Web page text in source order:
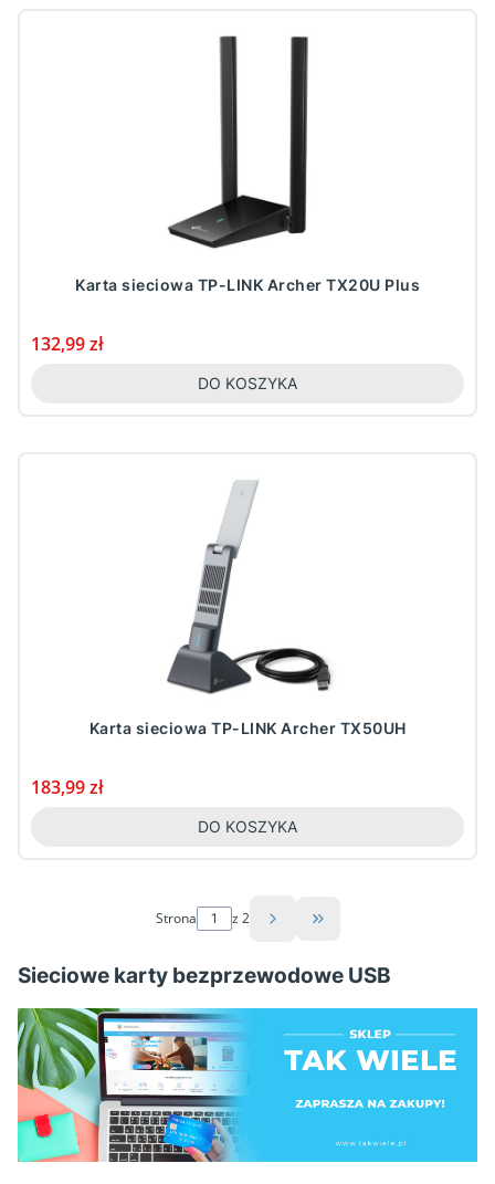
Karta sieciowa TP-LINK Archer TX20U Plus
Cena
132,99 zł
DO KOSZYKA
Karta sieciowa TP-LINK Archer TX50UH
Cena
183,99 zł
DO KOSZYKA
Strona z 2 Przejdź do ostatniej
Sieciowe karty bezprzewodowe USB